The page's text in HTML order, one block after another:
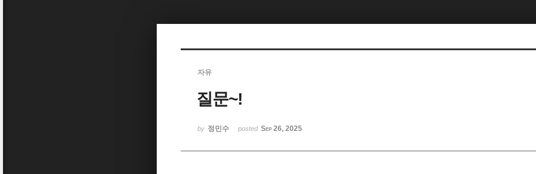
자유
질문~!
by 정민수 posted Sep 26, 2025
Sketchbook5, 스케치북5
Sketchbook5, 스케치북5